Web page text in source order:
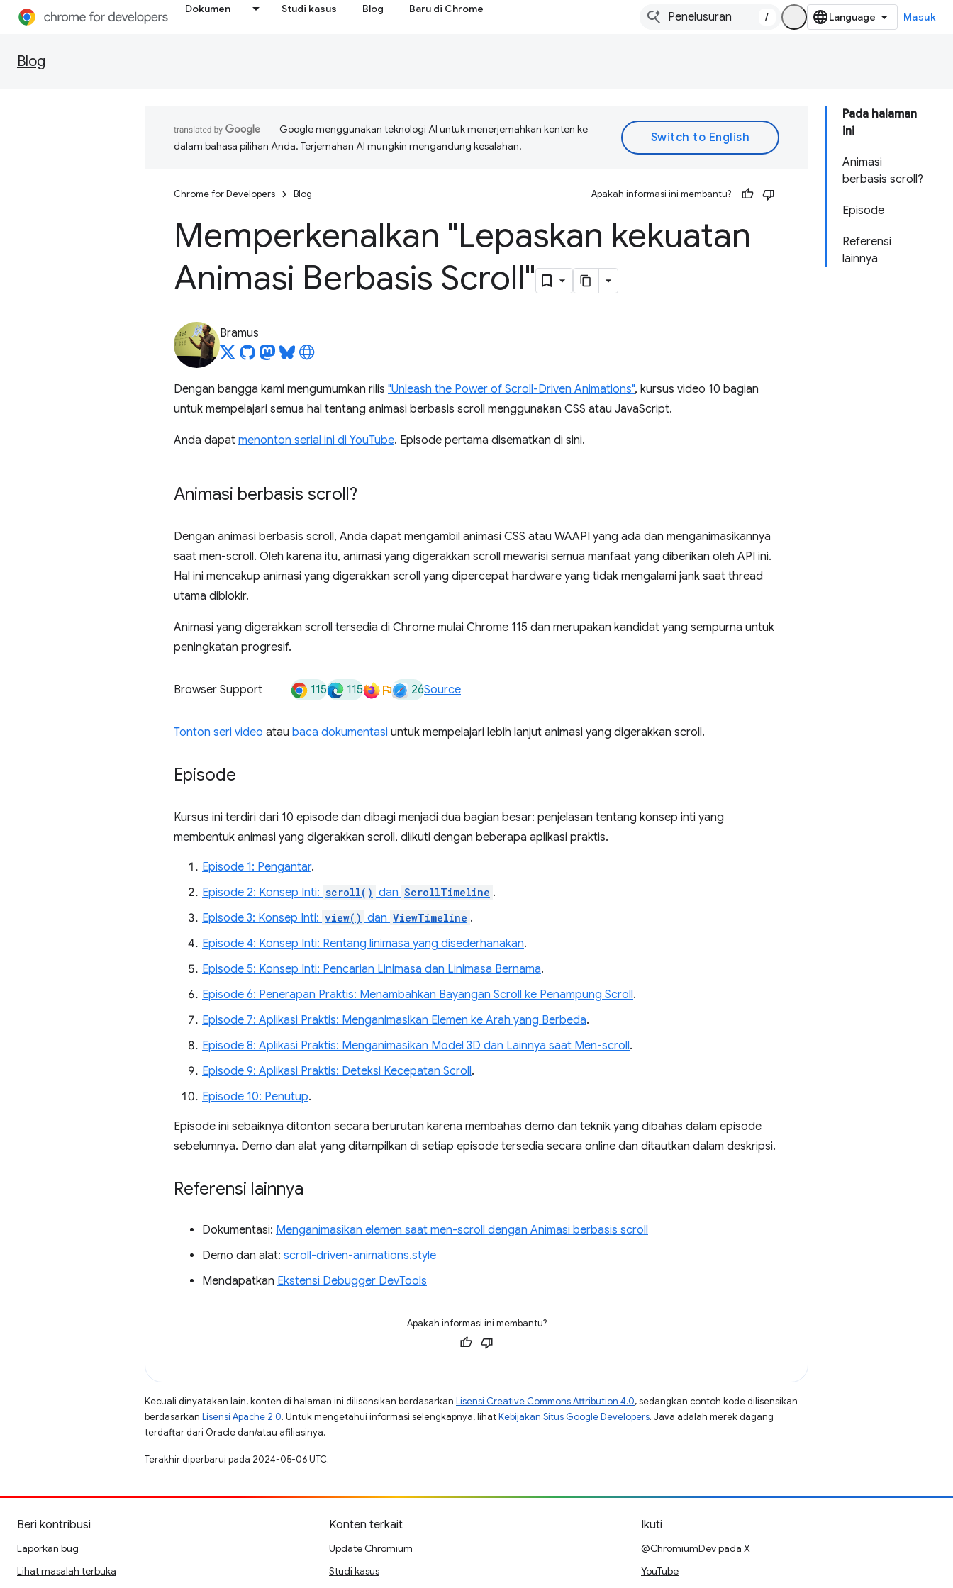
Dokumen Studi kasus Blog Baru di Chrome
/ Masuk
Blog
Pada halaman
ini
Animasi
berbasis scroll?
Episode
Referensi
lainnya
Google menggunakan teknologi AI untuk menerjemahkan konten ke
dalam bahasa pilihan Anda. Terjemahan AI mungkin mengandung kesalahan.
Chrome for Developers Blog Apakah informasi ini membantu?
Memperkenalkan "Lepaskan kekuatan
Animasi Berbasis Scroll"
Bramus
Dengan bangga kami mengumumkan rilis "Unleash the Power of Scroll-Driven Animations", kursus video 10 bagian
untuk mempelajari semua hal tentang animasi berbasis scroll menggunakan CSS atau JavaScript.
Anda dapat menonton serial ini di YouTube. Episode pertama disematkan di sini.
Animasi berbasis scroll?
Dengan animasi berbasis scroll, Anda dapat mengambil animasi CSS atau WAAPI yang ada dan menganimasikannya
saat men-scroll. Oleh karena itu, animasi yang digerakkan scroll mewarisi semua manfaat yang diberikan oleh API ini.
Hal ini mencakup animasi yang digerakkan scroll yang dipercepat hardware yang tidak mengalami jank saat thread
utama diblokir.
Animasi yang digerakkan scroll tersedia di Chrome mulai Chrome 115 dan merupakan kandidat yang sempurna untuk
peningkatan progresif.
Browser Support 115 115 26Source
Tonton seri video atau baca dokumentasi untuk mempelajari lebih lanjut animasi yang digerakkan scroll.
Episode
Kursus ini terdiri dari 10 episode dan dibagi menjadi dua bagian besar: penjelasan tentang konsep inti yang
membentuk animasi yang digerakkan scroll, diikuti dengan beberapa aplikasi praktis.
Episode 1: Pengantar.
Episode 2: Konsep Inti: scroll() dan ScrollTimeline .
Episode 3: Konsep Inti: view() dan ViewTimeline .
Episode 4: Konsep Inti: Rentang linimasa yang disederhanakan.
Episode 5: Konsep Inti: Pencarian Linimasa dan Linimasa Bernama.
Episode 6: Penerapan Praktis: Menambahkan Bayangan Scroll ke Penampung Scroll.
Episode 7: Aplikasi Praktis: Menganimasikan Elemen ke Arah yang Berbeda.
Episode 8: Aplikasi Praktis: Menganimasikan Model 3D dan Lainnya saat Men-scroll.
Episode 9: Aplikasi Praktis: Deteksi Kecepatan Scroll.
Episode 10: Penutup.
Episode ini sebaiknya ditonton secara berurutan karena membahas demo dan teknik yang dibahas dalam episode
sebelumnya. Demo dan alat yang ditampilkan di setiap episode tersedia secara online dan ditautkan dalam deskripsi.
Referensi lainnya
Dokumentasi: Menganimasikan elemen saat men-scroll dengan Animasi berbasis scroll
Demo dan alat: scroll-driven-animations.style
Mendapatkan Ekstensi Debugger DevTools
Apakah informasi ini membantu?
Kecuali dinyatakan lain, konten di halaman ini dilisensikan berdasarkan Lisensi Creative Commons Attribution 4.0, sedangkan contoh kode dilisensikan
berdasarkan Lisensi Apache 2.0. Untuk mengetahui informasi selengkapnya, lihatKebijakan Situs Google Developers. Java adalah merek dagang
terdaftar dari Oracle dan/atau afiliasinya.
Terakhir diperbarui pada 2024-05-06 UTC.
Beri kontribusi
Laporkan bug
Lihat masalah terbuka
Konten terkait
Update Chromium
Studi kasus
Ikuti
@ChromiumDev pada X
YouTube